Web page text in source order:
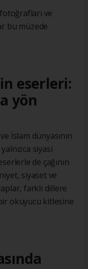
ve
bu müzede
eserleri:
yön
İslam dünyasının
siyasi
de çağının
siyaset ve
farklı dillere
okuyucu kitlesine